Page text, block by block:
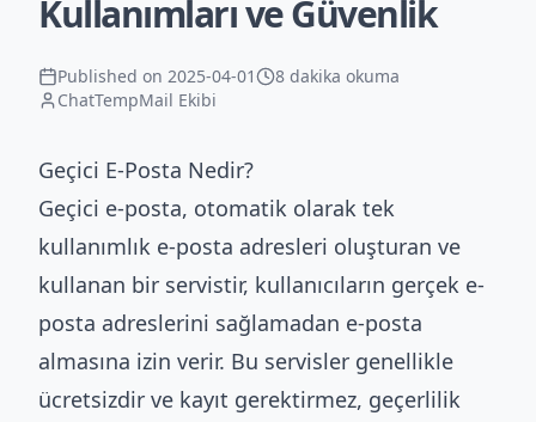
Kullanımları ve Güvenlik
Published on 2025-04-01
8 dakika okuma
ChatTempMail Ekibi
Geçici E-Posta Nedir?
Geçici e-posta, otomatik olarak tek
kullanımlık e-posta adresleri oluşturan ve
kullanan bir servistir, kullanıcıların gerçek e-
posta adreslerini sağlamadan e-posta
almasına izin verir. Bu servisler genellikle
ücretsizdir ve kayıt gerektirmez, geçerlilik